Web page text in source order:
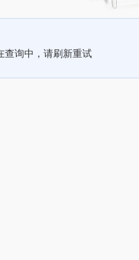
查询中，请刷新重试